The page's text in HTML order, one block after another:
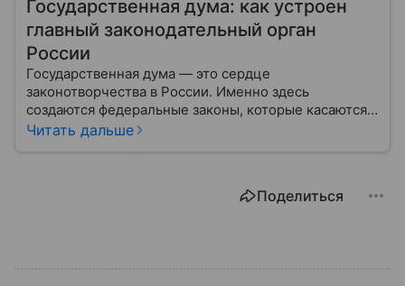
Государственная дума: как устроен
главный законодательный орган
России
Государственная дума — это сердце
законотворчества в России. Именно здесь
создаются федеральные законы, которые касаются
жизни каждого гражданина: от образования и
Читать дальше
Поделиться